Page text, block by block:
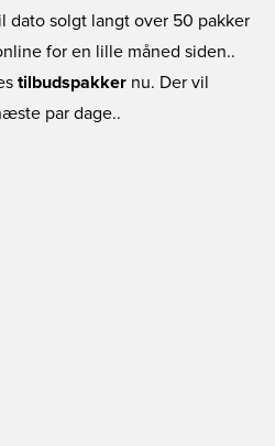
dato solgt langt over 50 pakker
for en lille måned siden..
tilbudspakker nu. Der vil
par dage..